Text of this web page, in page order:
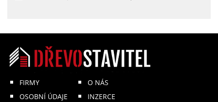
FIRMY
OSOBNÍ ÚDAJE
O NÁS
INZERCE